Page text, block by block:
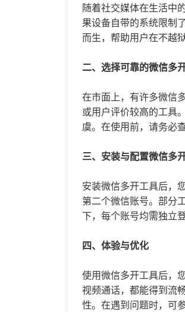
随着社交媒体在生活中
果设备自带的系统限制
而生，帮助用户在不越
二、选择可靠的微信多
在市面上，有许多微信
或用户评价较高的工具
虞。在使用前，请务必
三、安装与配置微信多
安装微信多开工具后，
第二个微信账号。部分
下，每个账号均需独立
四、体验与优化
使用微信多开工具后，
视频通话，都能得到流
性。在遇到问题时，可